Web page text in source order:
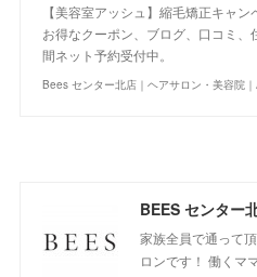
【美容室アッシュ】縮毛矯正キャ
お得なクーポン、ブログ、口コミ
間ネット予約受付中。
Bees センター北店｜ヘアサロン・美容院
BEES センター
家族全員で通って
ロンです！ 働くマ